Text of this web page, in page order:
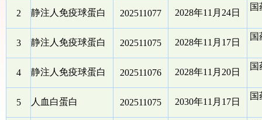
2 静注人免疫球蛋白 202511077 2028年11月24日
国
3 静注人免疫球蛋白 202511075 2028年11月17日
国
4 静注人免疫球蛋白 202511076 2028年11月20日
国
5 人血白蛋白 202511075 2030年11月17日
国